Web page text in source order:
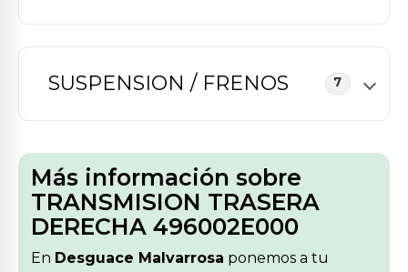
SUSPENSION / FRENOS 7
Más información sobre
TRANSMISION TRASERA
DERECHA 496002E000
En Desguace Malvarrosa ponemos a tu